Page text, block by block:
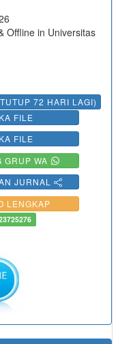
Offline in Universitas
72 HARI LAGI)
FILE
FILE
GRUP WA
JURNAL
LENGKAP